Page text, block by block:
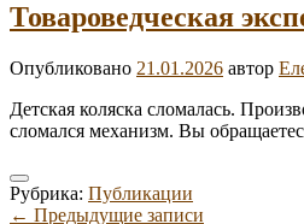
Товароведческая
Опубликовано 21.01.2026 автор
Детская коляска сломалась.
сломался механизм. Вы
Рубрика: Публикации
Навигация
← Предыдущие записи